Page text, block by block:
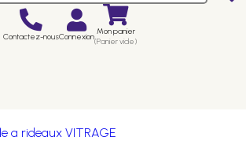
Contactez-nousConnexion Mon panier
(Panier vide)
a rideaux VITRAGE